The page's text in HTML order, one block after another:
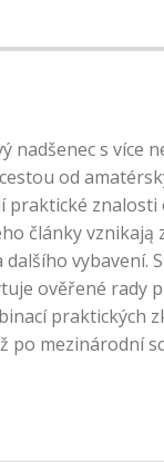
s více
od
praktické
články
vybavení.
ověřené rady
praktických
po mezinárodní